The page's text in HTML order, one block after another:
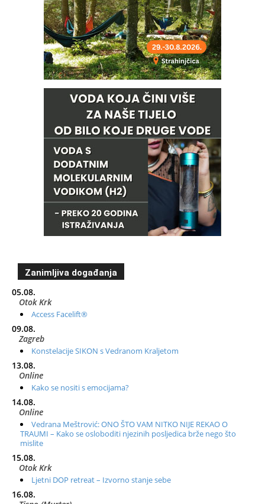
Zanimljiva događanja
05.08.
Otok Krk
Access Facelift®
09.08.
Zagreb
Konstelacije SIKON s Vedranom Kraljetom
13.08.
Online
Kako se nositi s emocijama?
14.08.
Online
Vedrana Meštrović: ONO ŠTO VAM NITKO NIJE REKAO O
TRAUMI – Kako se osloboditi njezinih posljedica brže nego što
mislite
15.08.
Otok Krk
Ljetni DOP retreat – Izvorno stanje sebe
16.08.